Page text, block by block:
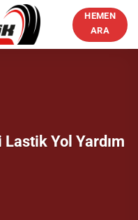
HEMEN
ARA
Yol Yardım